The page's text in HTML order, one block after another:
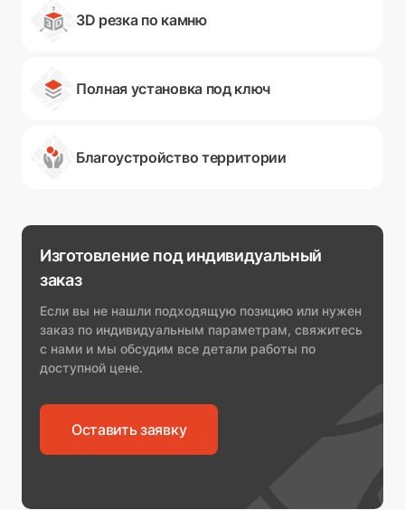
3D резка по камню
Полная установка под ключ
Благоустройство территории
Изготовление под индивидуальный
заказ
Если вы не нашли подходящую позицию или нужен
заказ по индивидуальным параметрам, свяжитесь
с нами и мы обсудим все детали работы по
доступной цене.
Оставить заявку